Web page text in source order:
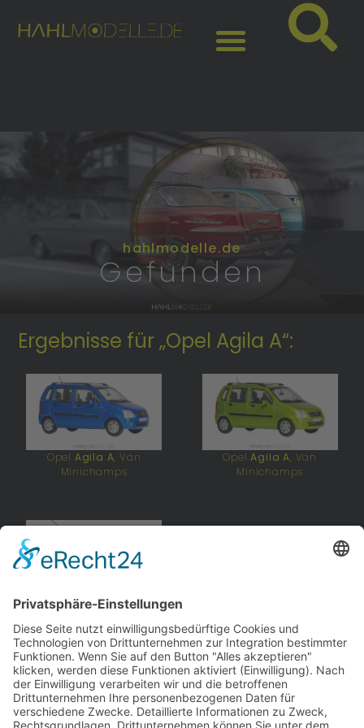
hahlmodelle.de
Gefunden
Ergebnisse für „Opel Agila A“:
Opel Agila A, Van
Minichamps
Opel Agila A, Van
Minichamps
OpelAgila A, Van
andere Webseiten
Modellautos: Non-Opel Modellautos: Forum